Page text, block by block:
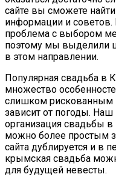
сайте вы сможете
информации и советов.
проблема с выбором
поэтому мы выделили
в этом направлении.
Популярная свадьба в
множество
слишком рискованным
зависит от погоды. Наш
организация свадьбы
можно более простым
сайта дублируется и в
крымская свадьба
для будущей невесты.